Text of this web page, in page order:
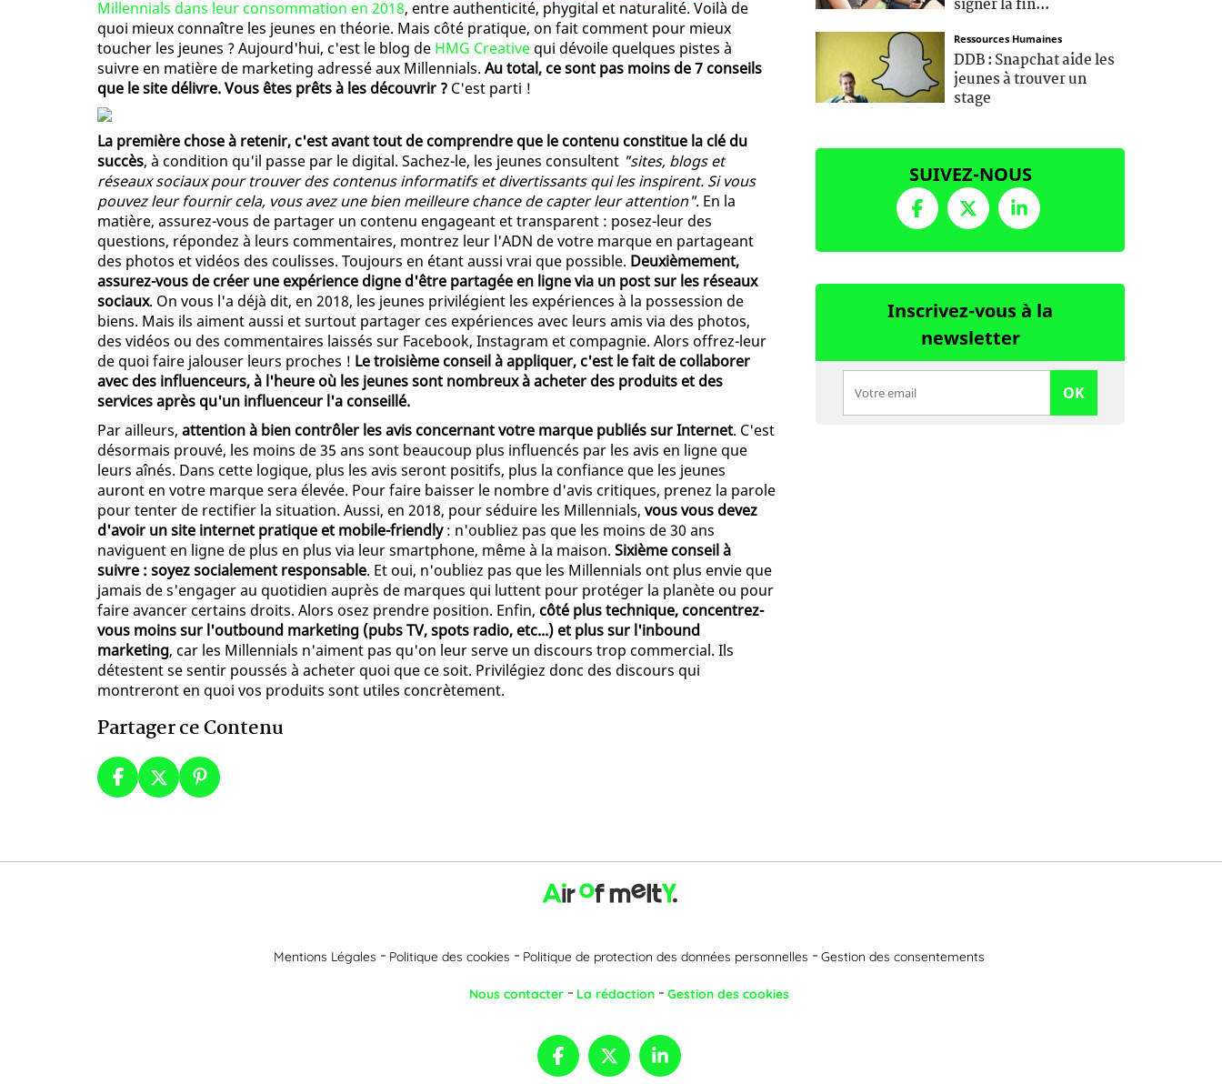
Millennials dans leur consommation en 2018, entre authenticité, phygital et naturalité. Voilà de
quoi mieux connaître les jeunes en théorie. Mais côté pratique, on fait comment pour mieux
toucher les jeunes ? Aujourd'hui, c'est le blog de HMG Creative qui dévoile quelques pistes à
suivre en matière de marketing adressé aux Millennials. Au total, ce sont pas moins de 7 conseils
que le site délivre. Vous êtes prêts à les découvrir ? C'est parti !
La première chose à retenir, c'est avant tout de comprendre que le contenu constitue la clé du
succès, à condition qu'il passe par le digital. Sachez-le, les jeunes consultent "sites, blogs et
réseaux sociaux pour trouver des contenus informatifs et divertissants qui les inspirent. Si vous
pouvez leur fournir cela, vous avez une bien meilleure chance de capter leur attention". En la
matière, assurez-vous de partager un contenu engageant et transparent : posez-leur des
questions, répondez à leurs commentaires, montrez leur l'ADN de votre marque en partageant
des photos et vidéos des coulisses. Toujours en étant aussi vrai que possible. Deuxièmement,
assurez-vous de créer une expérience digne d'être partagée en ligne via un post sur les réseaux
sociaux. On vous l'a déjà dit, en 2018, les jeunes privilégient les expériences à la possession de
biens. Mais ils aiment aussi et surtout partager ces expériences avec leurs amis via des photos,
des vidéos ou des commentaires laissés sur Facebook, Instagram et compagnie. Alors offrez-leur
de quoi faire jalouser leurs proches ! Le troisième conseil à appliquer, c'est le fait de collaborer
avec des influenceurs, à l'heure où les jeunes sont nombreux à acheter des produits et des
services après qu'un influenceur l'a conseillé.
Par ailleurs, attention à bien contrôler les avis concernant votre marque publiés sur Internet. C'est
désormais prouvé, les moins de 35 ans sont beaucoup plus influencés par les avis en ligne que
leurs aînés. Dans cette logique, plus les avis seront positifs, plus la confiance que les jeunes
auront en votre marque sera élevée. Pour faire baisser le nombre d'avis critiques, prenez la parole
pour tenter de rectifier la situation. Aussi, en 2018, pour séduire les Millennials, vous vous devez
d'avoir un site internet pratique et mobile-friendly: n'oubliez pas que les moins de 30 ans
naviguent en ligne de plus en plus via leur smartphone, même à la maison. Sixième conseil à
suivre : soyez socialement responsable. Et oui, n'oubliez pas que les Millennials ont plus envie que
jamais de s'engager au quotidien auprès de marques qui luttent pour protéger la planète ou pour
faire avancer certains droits. Alors osez prendre position. Enfin, côté plus technique, concentrez-
vous moins sur l'outbound marketing (pubs TV, spots radio, etc...) et plus sur l'inbound
marketing, car les Millennials n'aiment pas qu'on leur serve un discours trop commercial. Ils
détestent se sentir poussés à acheter quoi que ce soit. Privilégiez donc des discours qui
montreront en quoi vos produits sont utiles concrètement.
Partager ce Contenu
signer la fin...
Ressources Humaines
DDB : Snapchat aide les
jeunes à trouver un
stage
SUIVEZ-NOUS
Inscrivez-vous à la
newsletter
OK
Mentions Légales Politique des cookies Politique de protection des données personnelles Gestion des consentements
Nous contacter La rédaction Gestion des cookies